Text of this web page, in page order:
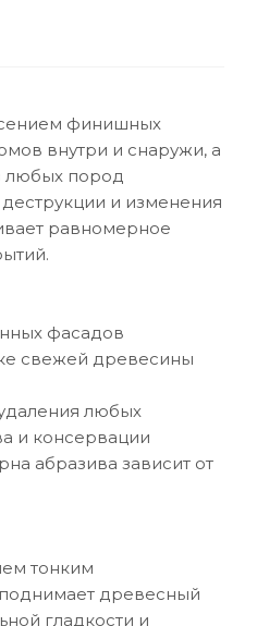
финишных
внутри и снаружи, а
любых пород
и изменения
равномерное
фасадов
свежей древесины
любых
и консервации
абразива зависит от
тонким
древесный
гладкости и